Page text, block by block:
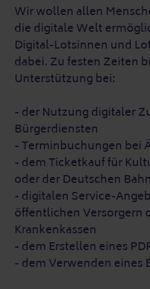
Wir wollen allen
die digitale Welt
Digital-Lotsinnen und
dabei. Zu festen Zeiten
Unterstützung bei:
- der Nutzung digitaler
Bürgerdiensten
- Terminbuchungen bei
- dem Ticketkauf für
oder der Deutschen Bahn
- digitalen Service-
öffentlichen Versorgern
Krankenkassen
- dem Erstellen eines
- dem Verwenden eines